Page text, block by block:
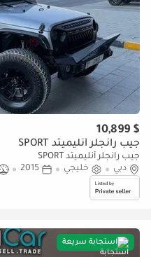
$ 10,899
جيب رانجلر أنليميتد SPORT
جيب رانجلر أنليميتد SPORT
دبي
خليجي 2015
استجابة سريعة